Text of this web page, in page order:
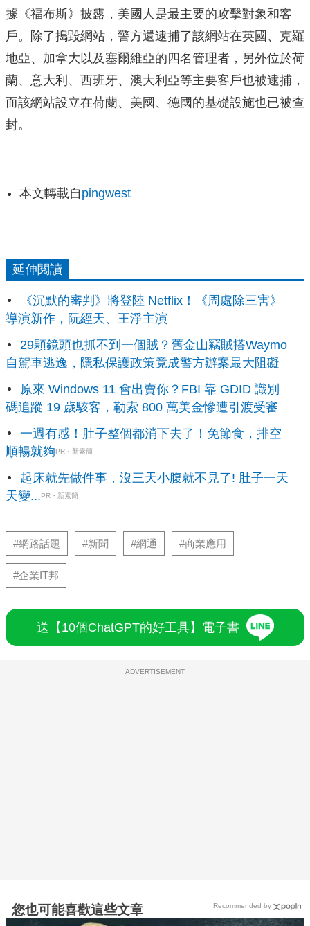
據《福布斯》披露，美國人是最主要的攻擊對象和客
戶。除了搗毀網站，警方還逮捕了該網站在英國、克羅
地亞、加拿大以及塞爾維亞的四名管理者，另外位於荷
蘭、意大利、西班牙、澳大利亞等主要客戶也被逮捕，
而該網站設立在荷蘭、美國、德國的基礎設施也已被查
封。
本文轉載自 pingwest
延伸閱讀
《沉默的審判》將登陸 Netflix！《周處除三害》
導演新作，阮經天、王淨主演
29顆鏡頭也抓不到一個賊？舊金山竊賊搭Waymo
自駕車逃逸，隱私保護政策竟成警方辦案最大阻礙
原來 Windows 11 會出賣你？FBI 靠 GDID 識別
碼追蹤 19 歲駭客，勒索 800 萬美金慘遭引渡受審
一週有感！肚子整個都消下去了！免節食，排空
順暢就夠PR・新素簡
起床就先做件事，沒三天小腹就不見了! 肚子一天
天變...PR・新素簡
#網路話題 #新聞 #網通 #商業應用
#企業IT邦
送【10個ChatGPT的好工具】電子書
ADVERTISEMENT
您也可能喜歡這些文章 Recommended by